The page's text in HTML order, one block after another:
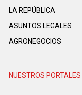
LA REPÚBLICA
ASUNTOS LEGALES
AGRONEGOCIOS
NUESTROS PORTALES